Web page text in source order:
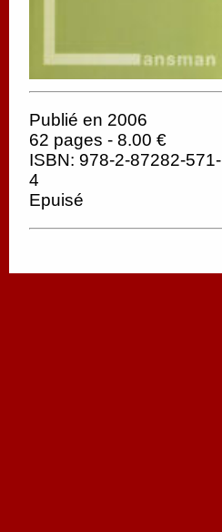
Publié en 2006
62 pages - 8.00 €
ISBN: 978-2-87282-571-
4
Epuisé